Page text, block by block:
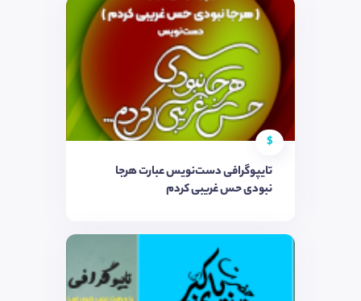
$
تایپوگرافی دست‌نویس عبارت هرجا
نبودی حس غریبی کردم